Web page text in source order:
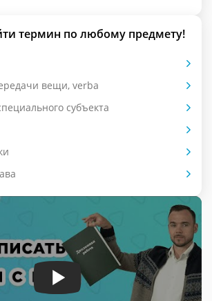
термин по любому предмету!
вещи, verba
субъекта